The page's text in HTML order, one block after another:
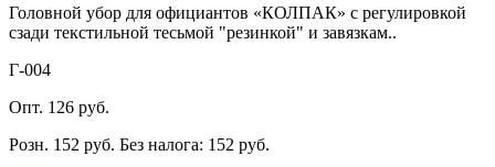
Головной убор для официантов «КОЛПАК» с регулировкой
сзади текстильной тесьмой "резинкой" и завязкам..
Г-004
Опт. 126 руб.
Розн. 152 руб. Без налога: 152 руб.